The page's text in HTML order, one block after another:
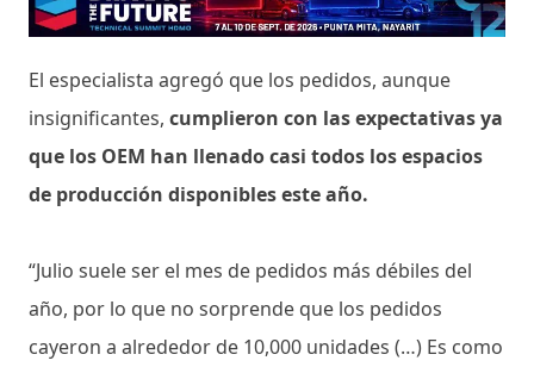
El especialista agregó que los pedidos, aunque
insignificantes, cumplieron con las expectativas ya
que los OEM han llenado casi todos los espacios
de producción disponibles este año.
“Julio suele ser el mes de pedidos más débiles del
año, por lo que no sorprende que los pedidos
cayeron a alrededor de 10,000 unidades (…) Es como